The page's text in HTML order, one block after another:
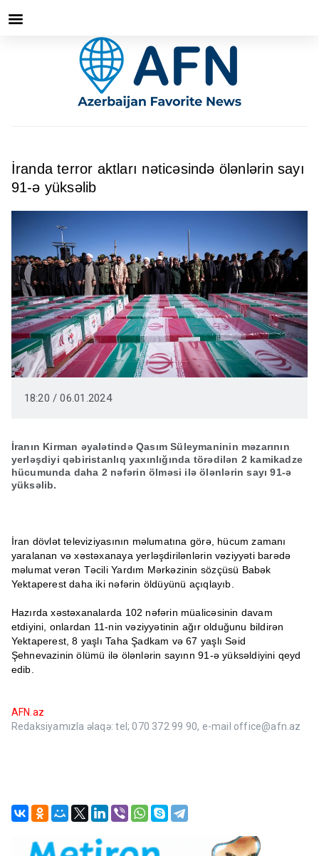
İranda terror aktları nəticəsində ölənlərin sayı
91-ə yüksəlib
18:20 / 06.01.2024
İranın Kirman əyalətində Qasım Süleymaninin məzarının
yerləşdiyi qəbiristanlıq yaxınlığında törədilən 2 kamikadze
hücumunda daha 2 nəfərin ölməsi ilə ölənlərin sayı 91-ə
yüksəlib.
İran dövlət televiziyasının məlumatına görə, hücum zamanı
yaralanan və xəstəxanaya yerləşdirilənlərin vəziyyəti barədə
məlumat verən Təcili Yardım Mərkəzinin sözçüsü Babək
Yektaperest daha iki nəfərin öldüyünü açıqlayıb.
Hazırda xəstəxanalarda 102 nəfərin müalicəsinin davam
etdiyini, onlardan 11-nin vəziyyətinin ağır olduğunu bildirən
Yektaperest, 8 yaşlı Taha Şadkam və 67 yaşlı Səid
Şehnevazinin ölümü ilə ölənlərin sayınn 91-ə yüksəldiyini qeyd
edib.
AFN.az
Redaksiyamızla əlaqə: tel; 070 372 99 90, e-mail office@afn.az